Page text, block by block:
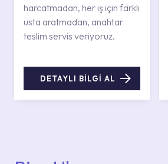
harcatmadan, her iş için farklı
usta aratmadan, anahtar
teslim servis veriyoruz.
DETAYLI BİLGİ AL